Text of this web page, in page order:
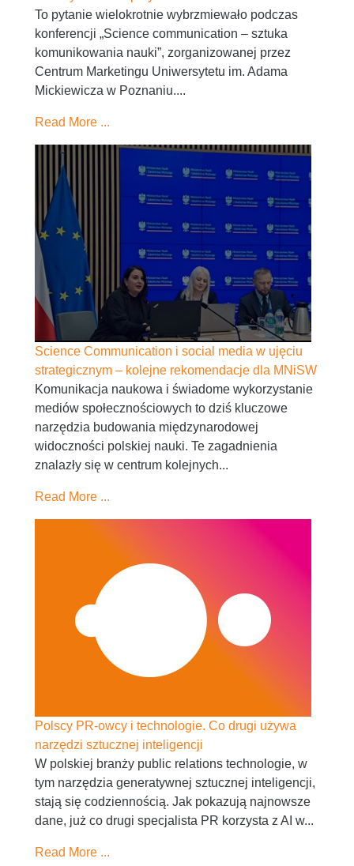
To pytanie wielokrotnie wybrzmiewało podczas
konferencji „Science communication – sztuka
komunikowania nauki”, zorganizowanej przez
Centrum Marketingu Uniwersytetu im. Adama
Mickiewicza w Poznaniu....
Read More ...
Science Communication i social media w ujęciu
strategicznym – kolejne rekomendacje dla MNiSW
Komunikacja naukowa i świadome wykorzystanie
mediów społecznościowych to dziś kluczowe
narzędzia budowania międzynarodowej
widoczności polskiej nauki. Te zagadnienia
znalazły się w centrum kolejnych...
Read More ...
Polscy PR-owcy i technologie. Co drugi używa
narzędzi sztucznej inteligencji
W polskiej branży public relations technologie, w
tym narzędzia generatywnej sztucznej inteligencji,
stają się codziennością. Jak pokazują najnowsze
dane, już co drugi specjalista PR korzysta z AI w...
Read More ...